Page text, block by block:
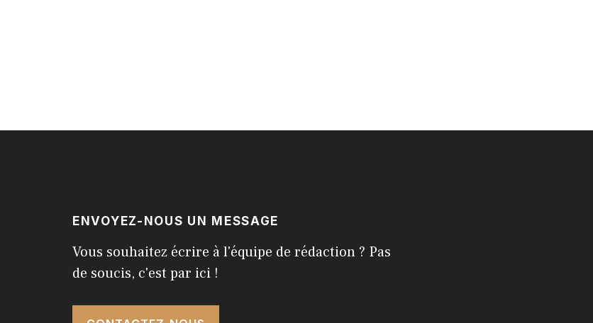
ENVOYEZ-NOUS UN MESSAGE
Vous souhaitez écrire à l'équipe de rédaction ? Pas
de soucis, c'est par ici !